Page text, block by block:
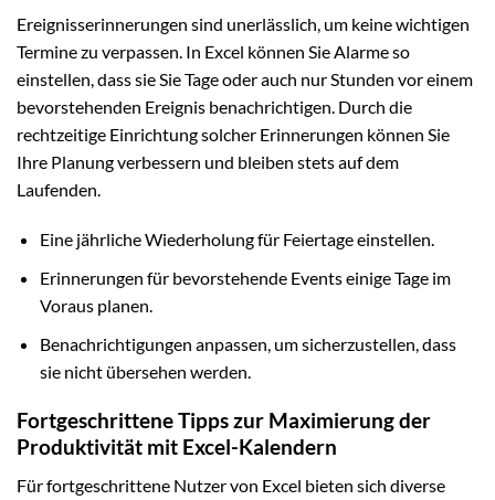
Ereignisserinnerungen sind unerlässlich, um keine wichtigen
Termine zu verpassen. In Excel können Sie Alarme so
einstellen, dass sie Sie Tage oder auch nur Stunden vor einem
bevorstehenden Ereignis benachrichtigen. Durch die
rechtzeitige Einrichtung solcher Erinnerungen können Sie
Ihre Planung verbessern und bleiben stets auf dem
Laufenden.
Eine jährliche Wiederholung für Feiertage einstellen.
Erinnerungen für bevorstehende Events einige Tage im
Voraus planen.
Benachrichtigungen anpassen, um sicherzustellen, dass
sie nicht übersehen werden.
Fortgeschrittene Tipps zur Maximierung der
Produktivität mit Excel-Kalendern
Für fortgeschrittene Nutzer von Excel bieten sich diverse